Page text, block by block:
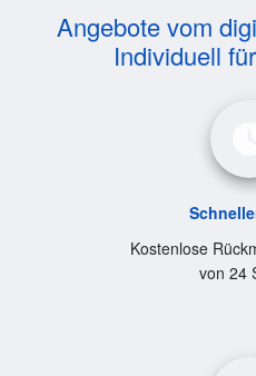
Angebote vom
Individuell
Kostenlose
von 24